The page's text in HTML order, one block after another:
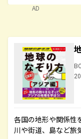
AD
各国の地形や関係性
川や街道、島など旅